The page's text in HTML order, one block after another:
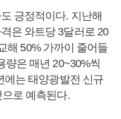
긍정적이다. 지난해
은 와트당 3달러로 20
해 50% 가까이 줄어들
량은 매년 20~30%씩
에는 태양광발전 신규
로 예측된다.